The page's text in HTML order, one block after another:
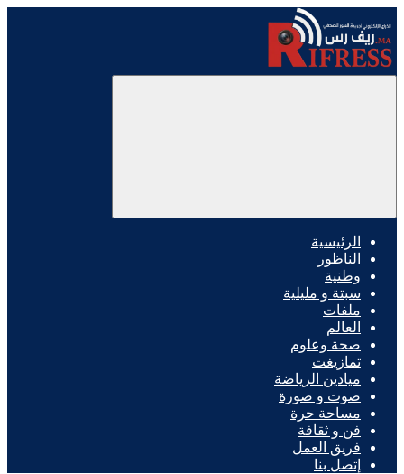
الرئيسية
الناظور
وطنية
سبتة و مليلية
ملفات
العالم
صحة وعلوم
تمازيغت
ميادين الرياضة
صوت و صورة
مساحة حرة
فن و ثقافة
فريق العمل
إتصل بنا